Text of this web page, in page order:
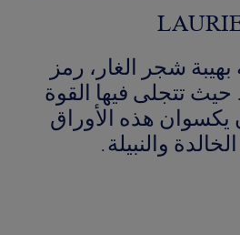
شجر الغار، رمز
حيث تتجلى فيها القوة
يكسوان هذه الأوراق
والنبيلة.